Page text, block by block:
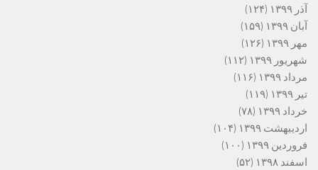
آذر ۱۳۹۹
(۱۲۴)
آبان ۱۳۹۹
(۱۵۹)
مهر ۱۳۹۹
(۱۲۶)
شهریور ۱۳۹۹
(۱۱۲)
مرداد ۱۳۹۹
(۱۱۶)
تیر ۱۳۹۹
(۱۱۹)
خرداد ۱۳۹۹
(۷۸)
اردیبهشت ۱۳۹۹
(۱۰۴)
فروردین ۱۳۹۹
(۱۰۰)
اسفند ۱۳۹۸
(۵۲)